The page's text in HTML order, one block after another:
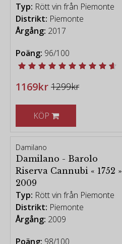
Typ: Rött vin från Piemonte
Distrikt: Piemonte
Årgång: 2017
Poäng: 96/100
1169kr 1299kr
KÖP
Damilano
Damilano - Barolo
Riserva Cannubi « 1752 »
2009
Typ: Rött vin från Piemonte
Distrikt: Piemonte
Årgång: 2009
Poäng: 98/100